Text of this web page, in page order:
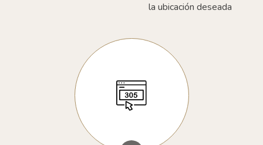
la ubicación deseada